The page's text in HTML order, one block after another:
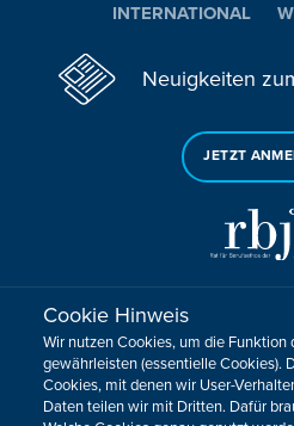
INTERNATIONAL
Neuigkeiten
JETZT
Sie haben noch Fragen
Impressum Datenschutz
Cookie Hinweis
Wir nutzen Cookies, um die Funktion
gewährleisten (essentielle Cookies).
Cookies, mit denen wir User-
Daten teilen wir mit Dritten. Dafür